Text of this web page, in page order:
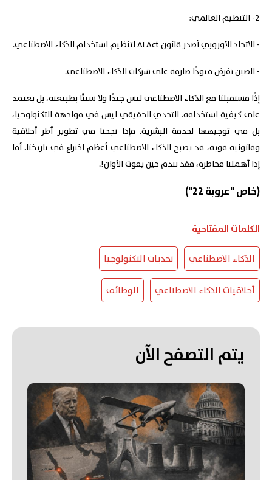
2- التنظيم العالمي:
- الاتحاد الأوروبي أصدر قانون AI Act لتنظيم استخدام الذكاء الاصطناعي.
- الصين تفرض قيودًا صارمة على شركات الذكاء الاصطناعي.
إذًا مستقبلنا مع الذكاء الاصطناعي ليس جيدًا ولا سيئًا بطبيعته، بل يعتمد
على كيفية استخدامه. التحدي الحقيقي ليس في مواجهة التكنولوجيا،
بل في توجيهها لخدمة البشرية. فإذا نجحنا في تطوير أطر أخلاقية
وقانونية قوية، قد يصبح الذكاء الاصطناعي أعظم اختراع في تاريخنا. أما
إذا أهملنا مخاطره، فقد نندم حين يفوت الأوان!.
(خاص "عروبة 22")
الكلمات المفتاحية
الذكاء الاصطناعي تحديات التكنولوجيا
أخلاقيات الذكاء الاصطناعي الوظائف
يتم التصفح الآن